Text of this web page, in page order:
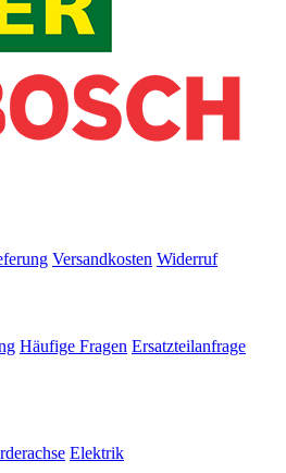
Versandkosten Widerruf
Häufige Fragen Ersatzteilanfrage
Elektrik